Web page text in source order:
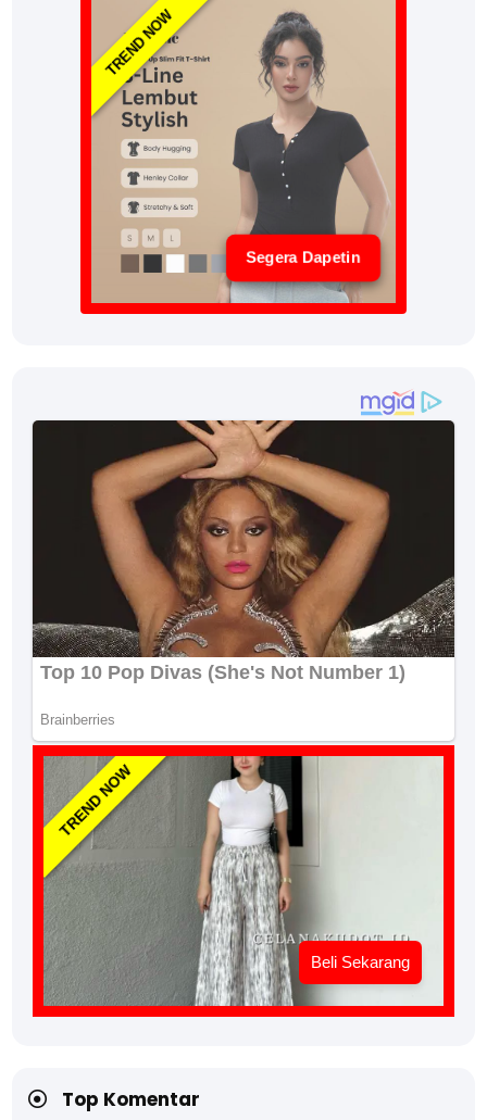
TREND NOW
Segera Dapetin
TREND NOW
Beli Sekarang
Top Komentar